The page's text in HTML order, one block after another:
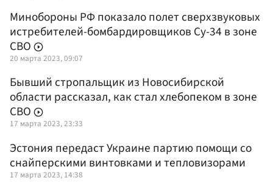
Минобороны РФ показало полет сверхзвуковых
истребителей-бомбардировщиков Су-34 в зоне
СВО
20 марта 2023, 09:07
Бывший стропальщик из Новосибирской
области рассказал, как стал хлебопеком в зоне
СВО
17 марта 2023, 23:33
Эстония передаст Украине партию помощи со
снайперскими винтовками и тепловизорами
17 марта 2023, 14:38